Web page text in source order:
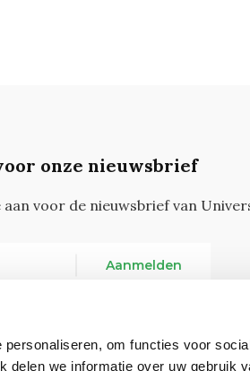
om functies voor
delen we informatie over uw gebruik
onze nieuwsbrief
voor de nieuwsbrief van
Aanmelden